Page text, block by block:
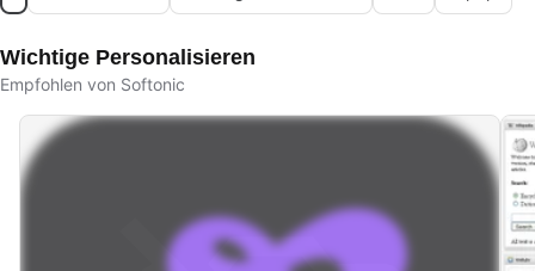
Wichtige Personalisieren
Empfohlen von Softonic